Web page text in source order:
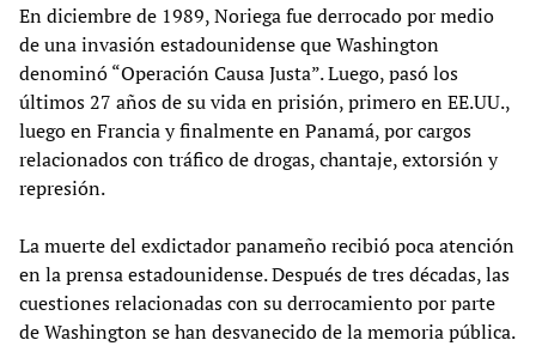
En diciembre de 1989, Noriega fue derrocado por medio
de una invasión estadounidense que Washington
denominó “Operación Causa Justa”. Luego, pasó los
últimos 27 años de su vida en prisión, primero en EE.UU.,
luego en Francia y finalmente en Panamá, por cargos
relacionados con tráfico de drogas, chantaje, extorsión y
represión.
La muerte del exdictador panameño recibió poca atención
en la prensa estadounidense. Después de tres décadas, las
cuestiones relacionadas con su derrocamiento por parte
de Washington se han desvanecido de la memoria pública.